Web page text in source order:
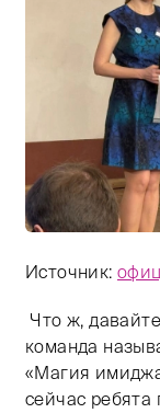
Источник:
Что ж,
команда
«Магия
сейчас ребята